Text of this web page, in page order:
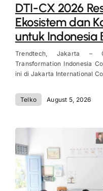
DTI-CX 2026
Ekosistem dan
untuk Indonesia
Trendtech, Jakarta –
Transformation Indonesia
ini di Jakarta International
Telko August 5, 2026